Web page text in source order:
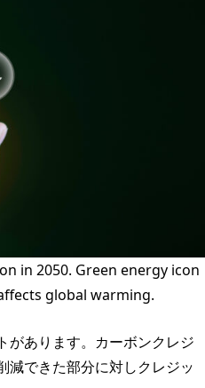
in 2050. Green energy icon
global warming.
があります。カーボンクレジ
減できた部分に対しクレジッ